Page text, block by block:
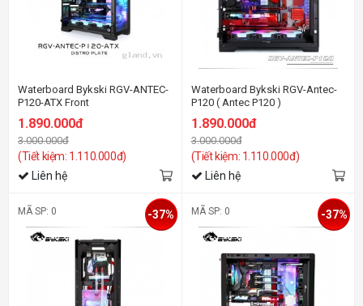
Waterboard Bykski RGV-ANTEC-
P120-ATX Front
1.890.000đ
3.000.000đ
(Tiết kiệm: 1.110.000đ)
Liên hệ
Waterboard Bykski RGV-Antec-
P120 ( Antec P120 )
1.890.000đ
3.000.000đ
(Tiết kiệm: 1.110.000đ)
Liên hệ
MÃ SP: 0 -37% MÃ SP: 0 -37%